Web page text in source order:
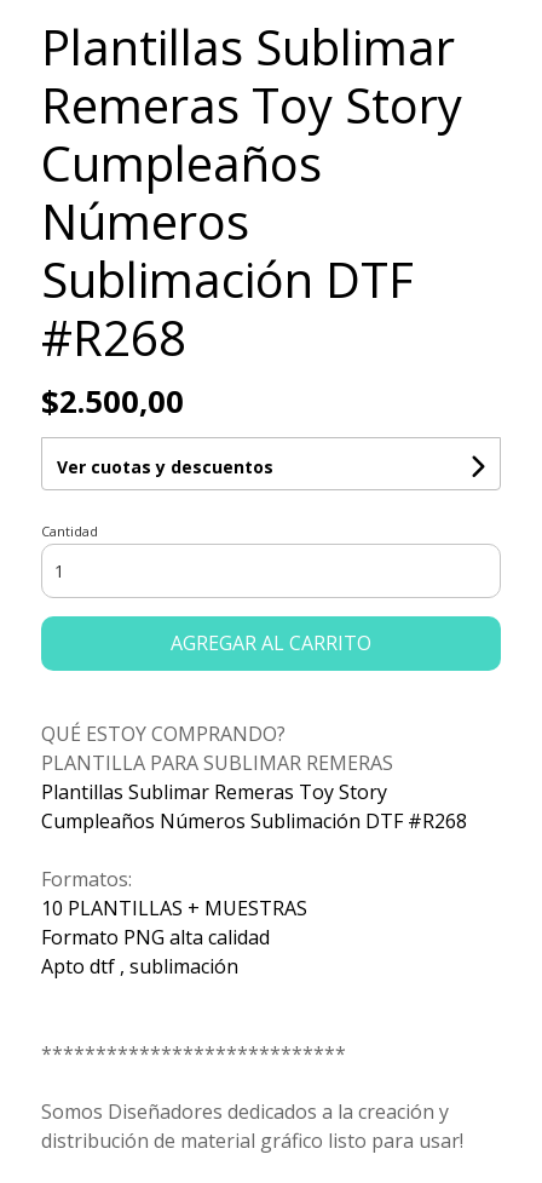
Plantillas Sublimar
Remeras Toy Story
Cumpleaños
Números
Sublimación DTF
#R268
$2.500,00
Ver cuotas y descuentos
Cantidad
AGREGAR AL CARRITO
QUÉ ESTOY COMPRANDO?
PLANTILLA PARA SUBLIMAR REMERAS
Plantillas Sublimar Remeras Toy Story
Cumpleaños Números Sublimación DTF #R268
Formatos:
10 PLANTILLAS + MUESTRAS
Formato PNG alta calidad
Apto dtf , sublimación
****************************
Somos Diseñadores dedicados a la creación y
distribución de material gráfico listo para usar!